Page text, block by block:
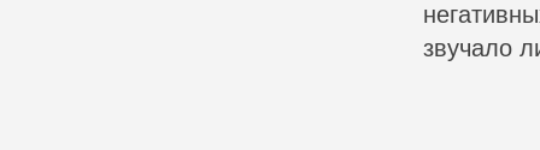
звучало